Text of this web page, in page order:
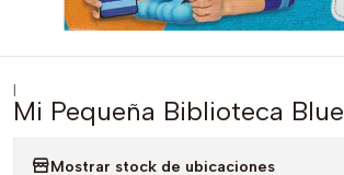
|
Mi Pequeña Biblioteca Blue
Mostrar stock de ubicaciones